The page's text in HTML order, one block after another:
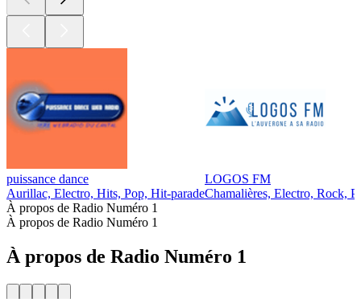
puissance dance
Aurillac, Electro, Hits, Pop, Hit-parade
LOGOS FM
Chamalières, Electro, Rock,
À propos de Radio Numéro 1
À propos de Radio Numéro 1
À propos de Radio Numéro 1